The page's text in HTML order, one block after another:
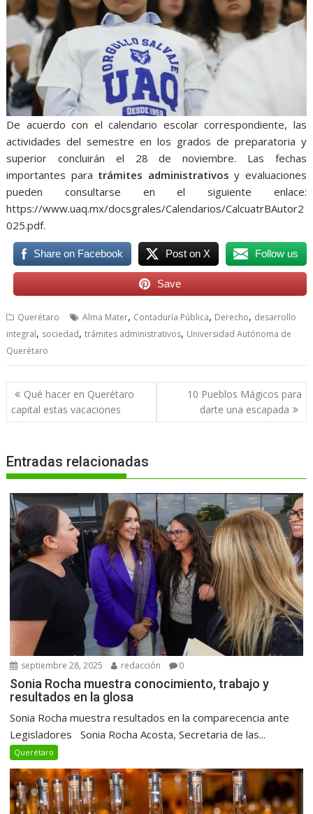
De acuerdo con el calendario escolar correspondiente, las
actividades del semestre en los grados de preparatoria y
superior concluirán el 28 de noviembre. Las fechas
importantes para trámites administrativos y evaluaciones
pueden consultarse en el siguiente enlace:
https://www.uaq.mx/docsgrales/Calendarios/CalcuatrBAutor2
025.pdf.
Share on Facebook Post on X Follow us
Save
Querétaro Alma Mater, Contaduría Pública, Derecho, desarrollo
integral, sociedad,trámites administrativos, Universidad Autónoma de
Querétaro
Navegación
de
entradas
Qué hacer en Querétaro
capital estas vacaciones
10 Pueblos Mágicos para
darte una escapada
Entradas relacionadas
septiembre 28, 2025 redacción 0
Sonia Rocha muestra conocimiento, trabajo y
resultados en la glosa
Sonia Rocha muestra resultados en la comparecencia ante
Legisladores Sonia Rocha Acosta, Secretaria de las...
Querétaro